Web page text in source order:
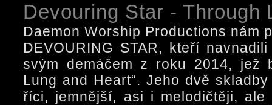
Devouring Star - Through
Daemon Worship Productions nám
DEVOURING STAR, kteří
svým demáčem z roku 2014, jež
Lung and Heart“. Jeho dvě
říci, jemnější, asi i melodičtěji,